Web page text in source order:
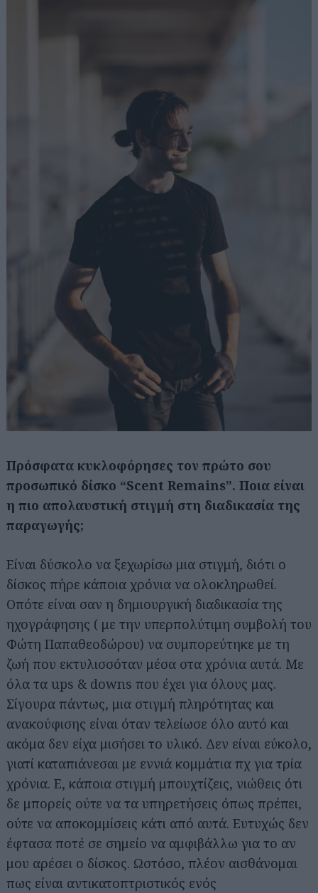
Πρόσφατα κυκλοφόρησες τον πρώτο σου
προσωπικό δίσκο “Scent Remains”. Ποια είναι
η πιο απολαυστική στιγμή στη διαδικασία της
παραγωγής;
Είναι δύσκολο να ξεχωρίσω μια στιγμή, διότι ο
δίσκος πήρε κάποια χρόνια να ολοκληρωθεί.
Οπότε είναι σαν η δημιουργική διαδικασία της
ηχογράφησης ( με την υπερπολύτιμη συμβολή του
Φώτη Παπαθεοδώρου) να συμπορεύτηκε με τη
ζωή που εκτυλισσόταν μέσα στα χρόνια αυτά. Με
όλα τα ups & downs που έχει για όλους μας.
Σίγουρα πάντως, μια στιγμή πληρότητας και
ανακούφισης είναι όταν τελείωσε όλο αυτό και
ακόμα δεν είχα μισήσει το υλικό. Δεν είναι εύκολο,
γιατί καταπιάνεσαι με εννιά κομμάτια πχ για τρία
χρόνια. Ε, κάποια στιγμή μπουχτίζεις, νιώθεις ότι
δε μπορείς ούτε να τα υπηρετήσεις όπως πρέπει,
ούτε να αποκομμίσεις κάτι από αυτά. Ευτυχώς δεν
έφτασα ποτέ σε σημείο να αμφιβάλλω για το αν
μου αρέσει ο δίσκος. Ωστόσο, πλέον αισθάνομαι
πως είναι αντικατοπτριστικός ενός